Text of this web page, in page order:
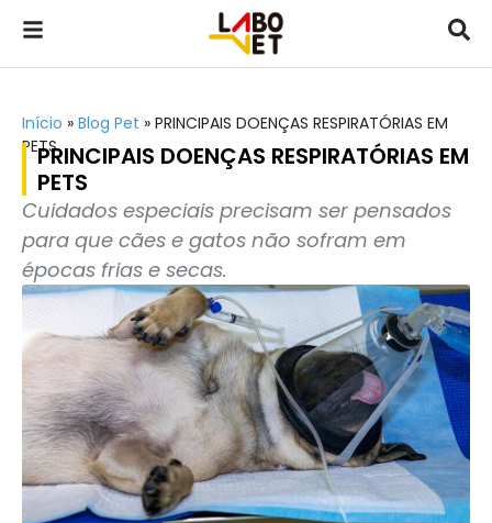
Início » Blog Pet » PRINCIPAIS DOENÇAS RESPIRATÓRIAS EM
PETSPRINCIPAIS DOENÇAS RESPIRATÓRIAS EM
PETS
Cuidados especiais precisam ser pensados
para que cães e gatos não sofram em
épocas frias e secas.